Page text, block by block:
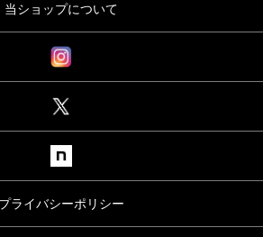
当ショップについて
プライバシーポリシー